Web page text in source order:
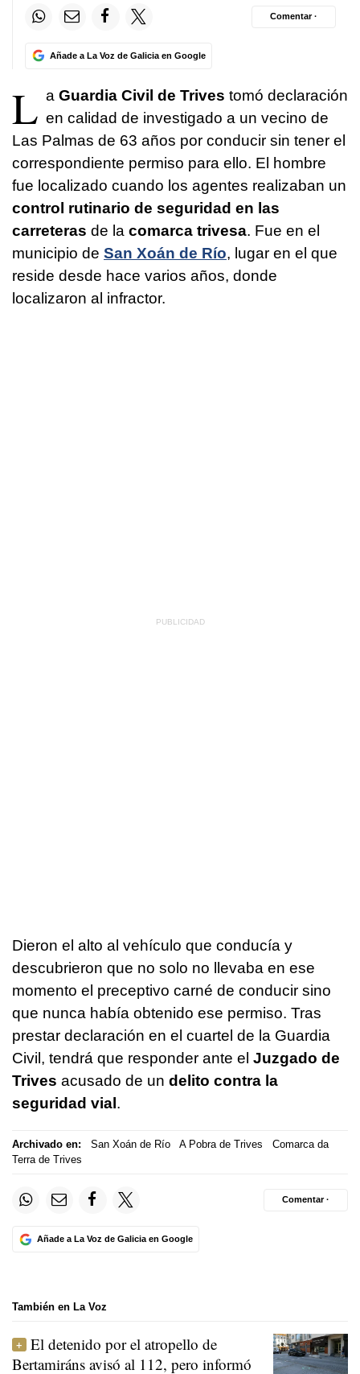
Añade a La Voz de Galicia en Google
Comentar ·
L a Guardia Civil de Trives tomó declaración
en calidad de investigado a un vecino de
Las Palmas de 63 años por conducir sin tener el
correspondiente permiso para ello. El hombre
fue localizado cuando los agentes realizaban un
control rutinario de seguridad en las
carreteras de la comarca trivesa. Fue en el
municipio de San Xoán de Río, lugar en el que
reside desde hace varios años, donde
localizaron al infractor.
Dieron el alto al vehículo que conducía y
descubrieron que no solo no llevaba en ese
momento el preceptivo carné de conducir sino
que nunca había obtenido ese permiso. Tras
prestar declaración en el cuartel de la Guardia
Civil, tendrá que responder ante el Juzgado de
Trives acusado de un delito contra la
seguridad vial.
Archivado en: San Xoán de Río A Pobra de Trives
Comarca da
Terra de Trives
Añade a La Voz de Galicia en Google
Comentar ·
También en La Voz
El detenido por el atropello de
Bertamiráns avisó al 112, pero informó